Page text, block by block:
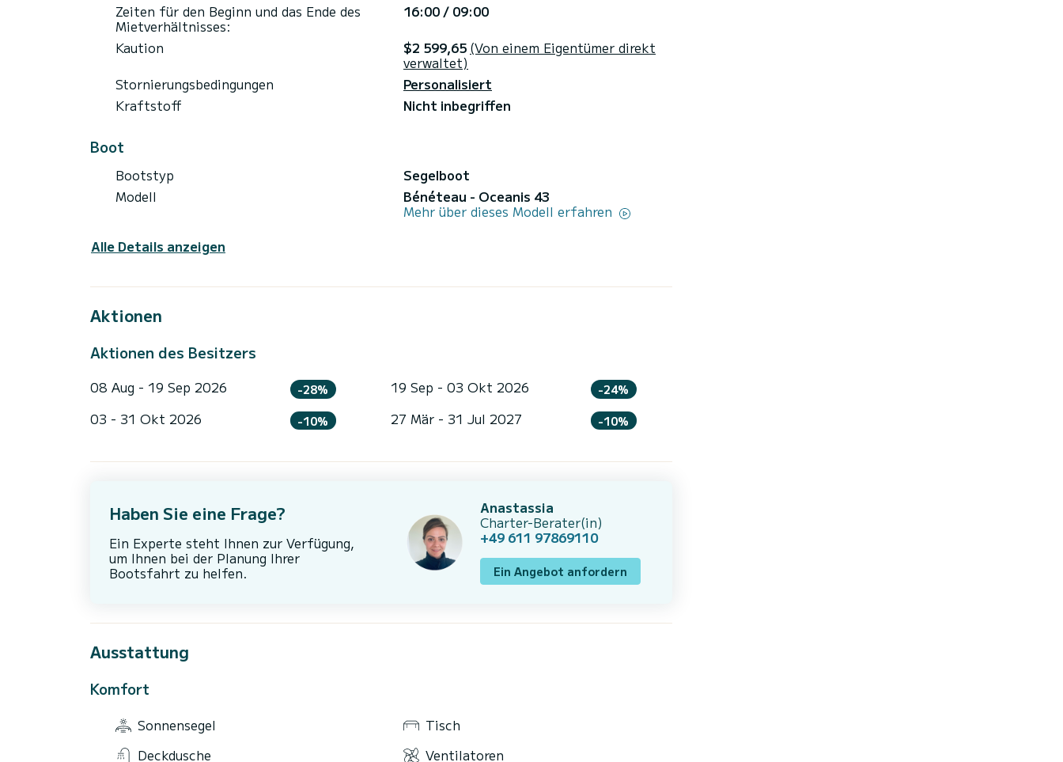
Zeiten für den Beginn und das Ende des
Mietverhältnisses:
16:00 / 09:00
Kaution
$2 599,65 (Von einem Eigentümer direkt
verwaltet)
Stornierungsbedingungen
Personalisiert
Kraftstoff
Nicht inbegriffen
Boot
Bootstyp
Segelboot
Modell
Bénéteau - Oceanis 43
Mehr über dieses Modell erfahren
Alle Details anzeigen
Aktionen
Aktionen des Besitzers
08 Aug - 19 Sep 2026 -28% 19 Sep - 03 Okt 2026 -24%
03 - 31 Okt 2026 -10% 27 Mär - 31 Jul 2027 -10%
Haben Sie eine Frage?
Ein Experte steht Ihnen zur Verfügung,
um Ihnen bei der Planung Ihrer
Bootsfahrt zu helfen.
Anastassia
Charter-Berater(in)
+49 611 97869110
Ein Angebot anfordern
Ausstattung
Komfort
Sonnensegel
Tisch
Deckdusche
Ventilatoren